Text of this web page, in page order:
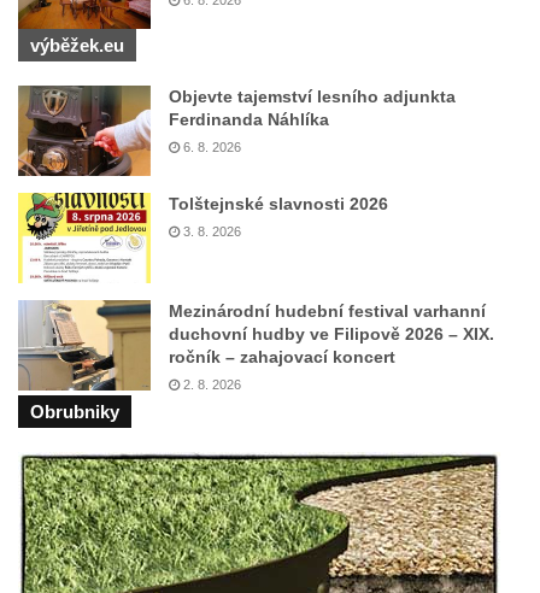
Maazův kříž na Kostelní stezce v
Mikulášovicích
Boží muka na Kostelní stezce v
Mikulášovicích
Franzeho kříž u domu čp. 356 v
Mikulášovicích
Hammerberský kříž na křižovatce mezi
domy čp. 739 a 758 v Mikulášovicích
Kříž Johannese Herlta poblíž domu čp. 428
v Mikulášovicích
Drascheho kříž na zahradě domu čp. 915 v
Mikulášovicích
Hampelův kříž západně od dolního nádraží
v Mikulášovicích
Kříž před kostelem svatých Petra a Pavla v
Růžové
výběžek.eu
Objevte tajemství lesního adjunkta
Ferdinanda Náhlíka
6. 8. 2026
Tolštejnské slavnosti 2026
3. 8. 2026
Mezinárodní hudební festival varhanní
duchovní hudby ve Filipově 2026 – XIX.
ročník – zahajovací koncert
2. 8. 2026
Obrubniky